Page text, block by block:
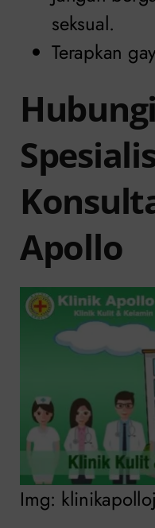
seksual.
Terapkan
Apollo
Img: